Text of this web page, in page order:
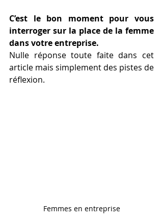
C’est le bon moment pour vous
interroger sur la place de la femme
dans votre entreprise.
Nulle réponse toute faite dans cet
article mais simplement des pistes de
réflexion.
Femmes en entreprise